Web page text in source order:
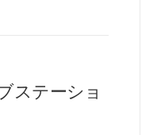
ステーショ